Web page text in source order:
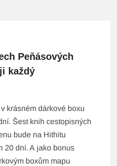
Peňásových
každý
krásném dárkové boxu
Šest knih cestopisných
bude na Hithitu
20 dní. A jako bonus
boxům mapu